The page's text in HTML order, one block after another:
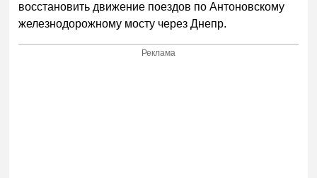
восстановить движение поездов по Антоновскому
железнодорожному мосту через Днепр.
Реклама